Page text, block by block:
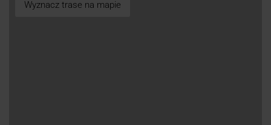
Wyznacz trase na mapie